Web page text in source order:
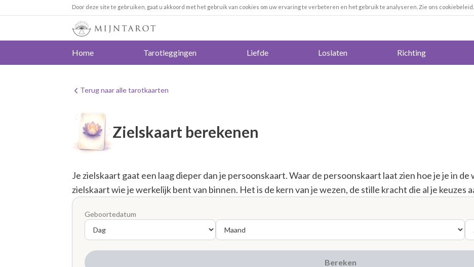
Door deze site te gebruiken, gaat u akkoord met het gebruik van cookies om uw ervaring te verbeteren en het gebruik te analyseren. Zie ons cookiebeleid.
Home Tarotleggingen Liefde Loslaten Richting
Terug naar alle tarotkaarten
Zielskaart berekenen
Je zielskaart gaat een laag dieper dan je persoonskaart. Waar de persoonskaart laat zien hoe je je in
zielskaart wie je werkelijk bent van binnen. Het is de kern van je wezen, de stille kracht die al je keuzes
Geboortedatum
Bereken